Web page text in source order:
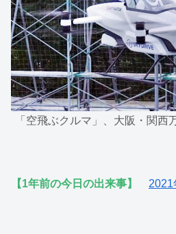
「空飛ぶクルマ」、大阪・関西
【1年前の今日の出来事】 2021